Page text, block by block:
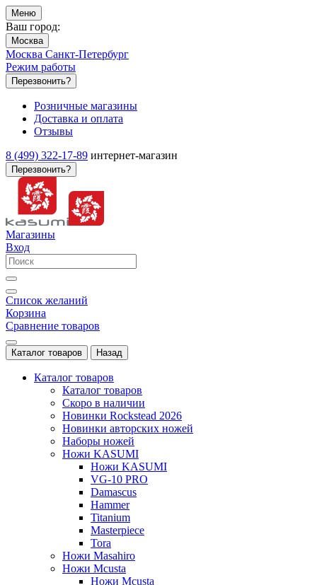
Меню
Ваш город:
Москва
Москва Санкт-Петербург
Режим работы
Перезвонить?
Розничные магазины
Доставка и оплата
Отзывы
8 (499) 322-17-89 интернет-магазин
Перезвонить?
Магазины
Вход
Список желаний
Корзина
Сравнение товаров
Каталог товаров Назад
Каталог товаров
Каталог товаров
Скоро в наличии
Новинки Rockstead 2026
Новинки авторских ножей
Наборы ножей
Ножи KASUMI
Ножи KASUMI
VG-10 PRO
Damascus
Hammer
Titanium
Masterpiece
Tora
Ножи Masahiro
Ножи Mcusta
Ножи Mcusta